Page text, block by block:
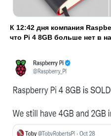
К 12:42 дня компания
что Pi 4 8GB больше нет в